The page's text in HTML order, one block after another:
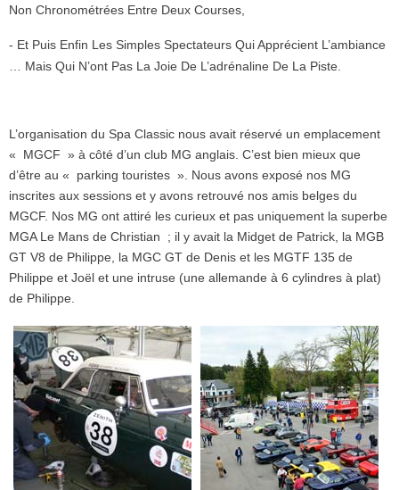
Non Chronométrées Entre Deux Courses,
- Et Puis Enfin Les Simples Spectateurs Qui Apprécient L’ambiance
… Mais Qui N’ont Pas La Joie De L’adrénaline De La Piste.
L’organisation du Spa Classic nous avait réservé un emplacement
« MGCF » à côté d’un club MG anglais. C’est bien mieux que
d’être au « parking touristes ». Nous avons exposé nos MG
inscrites aux sessions et y avons retrouvé nos amis belges du
MGCF. Nos MG ont attiré les curieux et pas uniquement la superbe
MGA Le Mans de Christian ; il y avait la Midget de Patrick, la MGB
GT V8 de Philippe, la MGC GT de Denis et les MGTF 135 de
Philippe et Joël et une intruse (une allemande à 6 cylindres à plat)
de Philippe.